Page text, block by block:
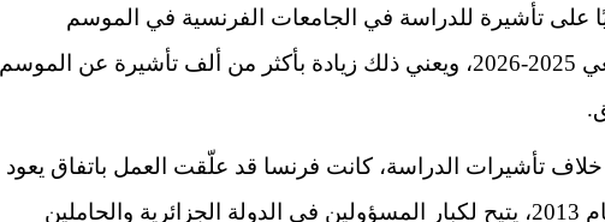
على تأشيرة للدراسة في الجامعات الفرنسية في الموسم
الجامعي 2025-2026، ويعني ذلك زيادة بأكثر من ألف تأشيرة عن الموسم
تأشيرات الدراسة، كانت فرنسا قد علّقت العمل باتفاق يعود
إلى عام 2013، يتيح لكبار المسؤولين في الدولة الجزائرية والحاملين